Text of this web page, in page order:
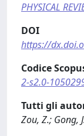
PHYSICAL
DOI
https://
Codice
2-s2.0-
Tutti gli
Zou, Z.; Gong,